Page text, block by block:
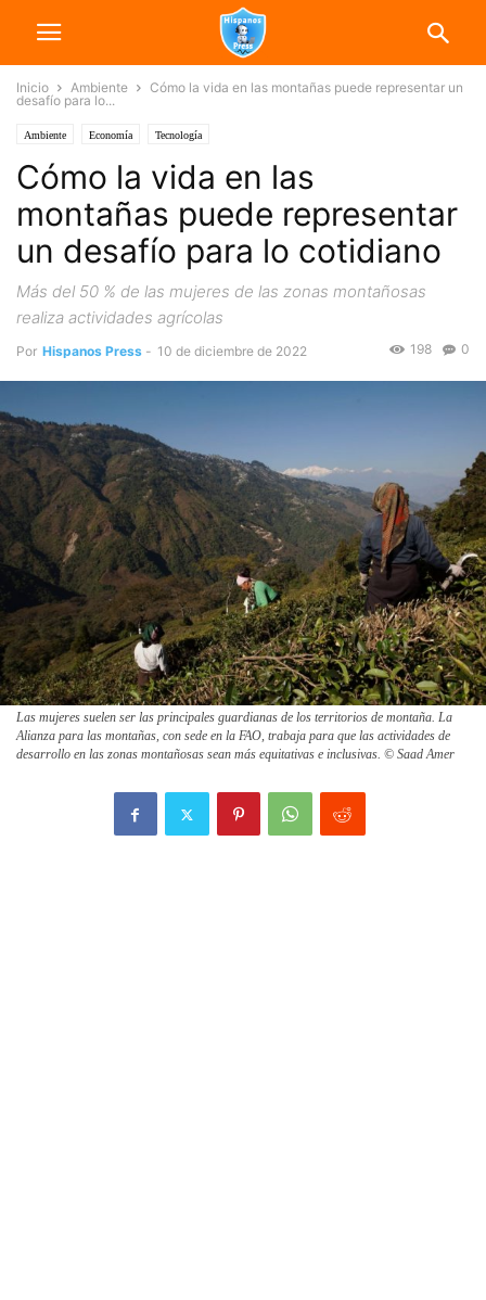
Inicio Ambiente
Cómo la vida en las montañas puede representar un
desafío para lo...
Ambiente Economía Tecnología
Cómo la vida en las
montañas puede representar
un desafío para lo cotidiano
Más del 50 % de las mujeres de las zonas montañosas
realiza actividades agrícolas
Por Hispanos Press - 10 de diciembre de 2022 0
198
Las mujeres suelen ser las principales guardianas de los territorios de montaña. La
Alianza para las montañas, con sede en la FAO, trabaja para que las actividades de
desarrollo en las zonas montañosas sean más equitativas e inclusivas. © Saad Amer